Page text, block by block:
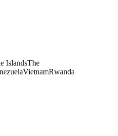
IslandsThe
VietnamRwanda